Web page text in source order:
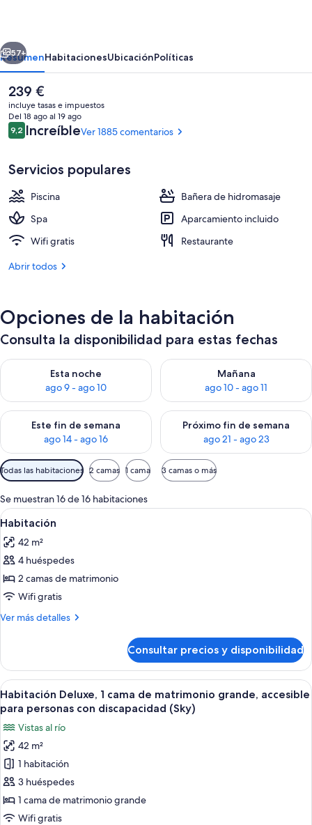
2 piscinas cubiertas (de 06:00 a
Siguiente
57+
ResumenHabitacionesUbicaciónPolíticas
El
precio
actual
es
de
239 €
incluye tasas e impuestos
Del 18 ago al 19 ago
Comentarios
9,29,2 de 10
IncreíbleVer 1885 comentarios
Servicios populares
Piscina
Bañera de hidromasaje
Spa
Aparcamiento incluido
Wifi gratis
Restaurante
Abrir todos
Opciones de la habitación
Consulta la disponibilidad para estas fechas
Esta noche
ago 9 - ago 10
Consulta la disponibilidad para esta noche, ago 9 - ago 10
Mañana
ago 10 - ago 11
Consulta la disponibilidad
Este fin de semana
ago 14 - ago 16
Consulta la disponibilidad para este fin de semana, ago 14 -
Próximo fin de semana
ago 21 - ago 23
Consulta la disponibilidad
Filtros
disponibles
para
las
habitaciones
Todas las habitaciones 2 camas 1 cama 3 camas o más
Se muestran 16 de 16 habitaciones
Abrir
todas
las
fotos
de
Habitación
Habitación de hotel con dos camas,
4
Habitación
42 m²
4 huéspedes
2 camas de matrimonio
Wifi gratis
Ver más detalles
Más
Consultar precios y disponibilidad
Abrir
todas
las
fotos
de
Habitación
Deluxe,
1
cama
Habitación de hotel con una cama
5
Habitación Deluxe, 1 cama de matrimonio grande, accesible
para personas con discapacidad (Sky)
Vistas al río
42 m²
1 habitación
3 huéspedes
1 cama de matrimonio grande
Wifi gratis